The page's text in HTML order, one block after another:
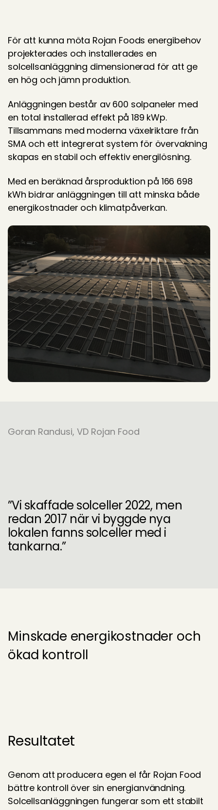
För att kunna möta Rojan Foods energibehov
projekterades och installerades en
solcellsanläggning dimensionerad för att ge
en hög och jämn produktion.
Anläggningen består av 600 solpaneler med
en total installerad effekt på 189 kWp.
Tillsammans med moderna växelriktare från
SMA och ett integrerat system för övervakning
skapas en stabil och effektiv energilösning.
Med en beräknad årsproduktion på 166 698
kWh bidrar anläggningen till att minska både
energikostnader och klimatpåverkan.
Goran Randusi, VD Rojan Food
”Vi skaffade solceller 2022, men
redan 2017 när vi byggde nya
lokalen fanns solceller med i
tankarna.”
Minskade energikostnader och
ökad kontroll
Resultatet
Genom att producera egen el får Rojan Food
bättre kontroll över sin energianvändning.
Solcellsanläggningen fungerar som ett stabilt